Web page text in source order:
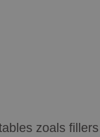
zoals